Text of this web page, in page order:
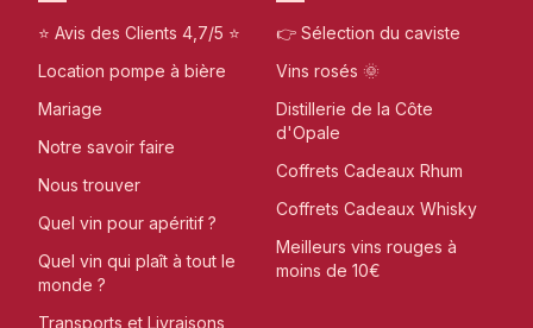
⭐ Avis des Clients 4,7/5 ⭐
Location pompe à bière
Mariage
Notre savoir faire
Nous trouver
Quel vin pour apéritif ?
Quel vin qui plaît à tout le
monde ?
Transports et Livraisons
👉 Sélection du caviste
Vins rosés 🌞
Distillerie de la Côte
d'Opale
Coffrets Cadeaux Rhum
Coffrets Cadeaux Whisky
Meilleurs vins rouges à
moins de 10€